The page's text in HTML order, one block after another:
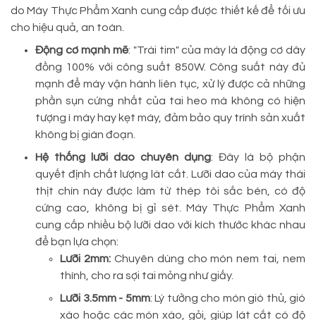
do Máy Thực Phẩm Xanh cung cấp được thiết kế để tối ưu
cho hiệu quả, an toàn.
Động cơ mạnh mẽ: "Trái tim" của máy là động cơ dây
đồng 100% với công suất 850W. Công suất này đủ
mạnh để máy vận hành liên tục, xử lý được cả những
phần sụn cứng nhất của tai heo mà không có hiện
tượng ì máy hay kẹt máy, đảm bảo quy trình sản xuất
không bị gián đoạn.
Hệ thống lưỡi dao chuyên dụng: Đây là bộ phận
quyết định chất lượng lát cắt. Lưỡi dao của máy thái
thịt chín này được làm từ thép tôi sắc bén, có độ
cứng cao, không bị gỉ sét. Máy Thực Phẩm Xanh
cung cấp nhiều bộ lưỡi dao với kích thước khác nhau
để bạn lựa chọn:
Lưỡi 2mm:Chuyên dùng cho món nem tai, nem
thính, cho ra sợi tai mỏng như giấy.
Lưỡi 3.5mm - 5mm: Lý tưởng cho món giò thủ, giò
xào hoặc các món xào, gỏi, giúp lát cắt có độ